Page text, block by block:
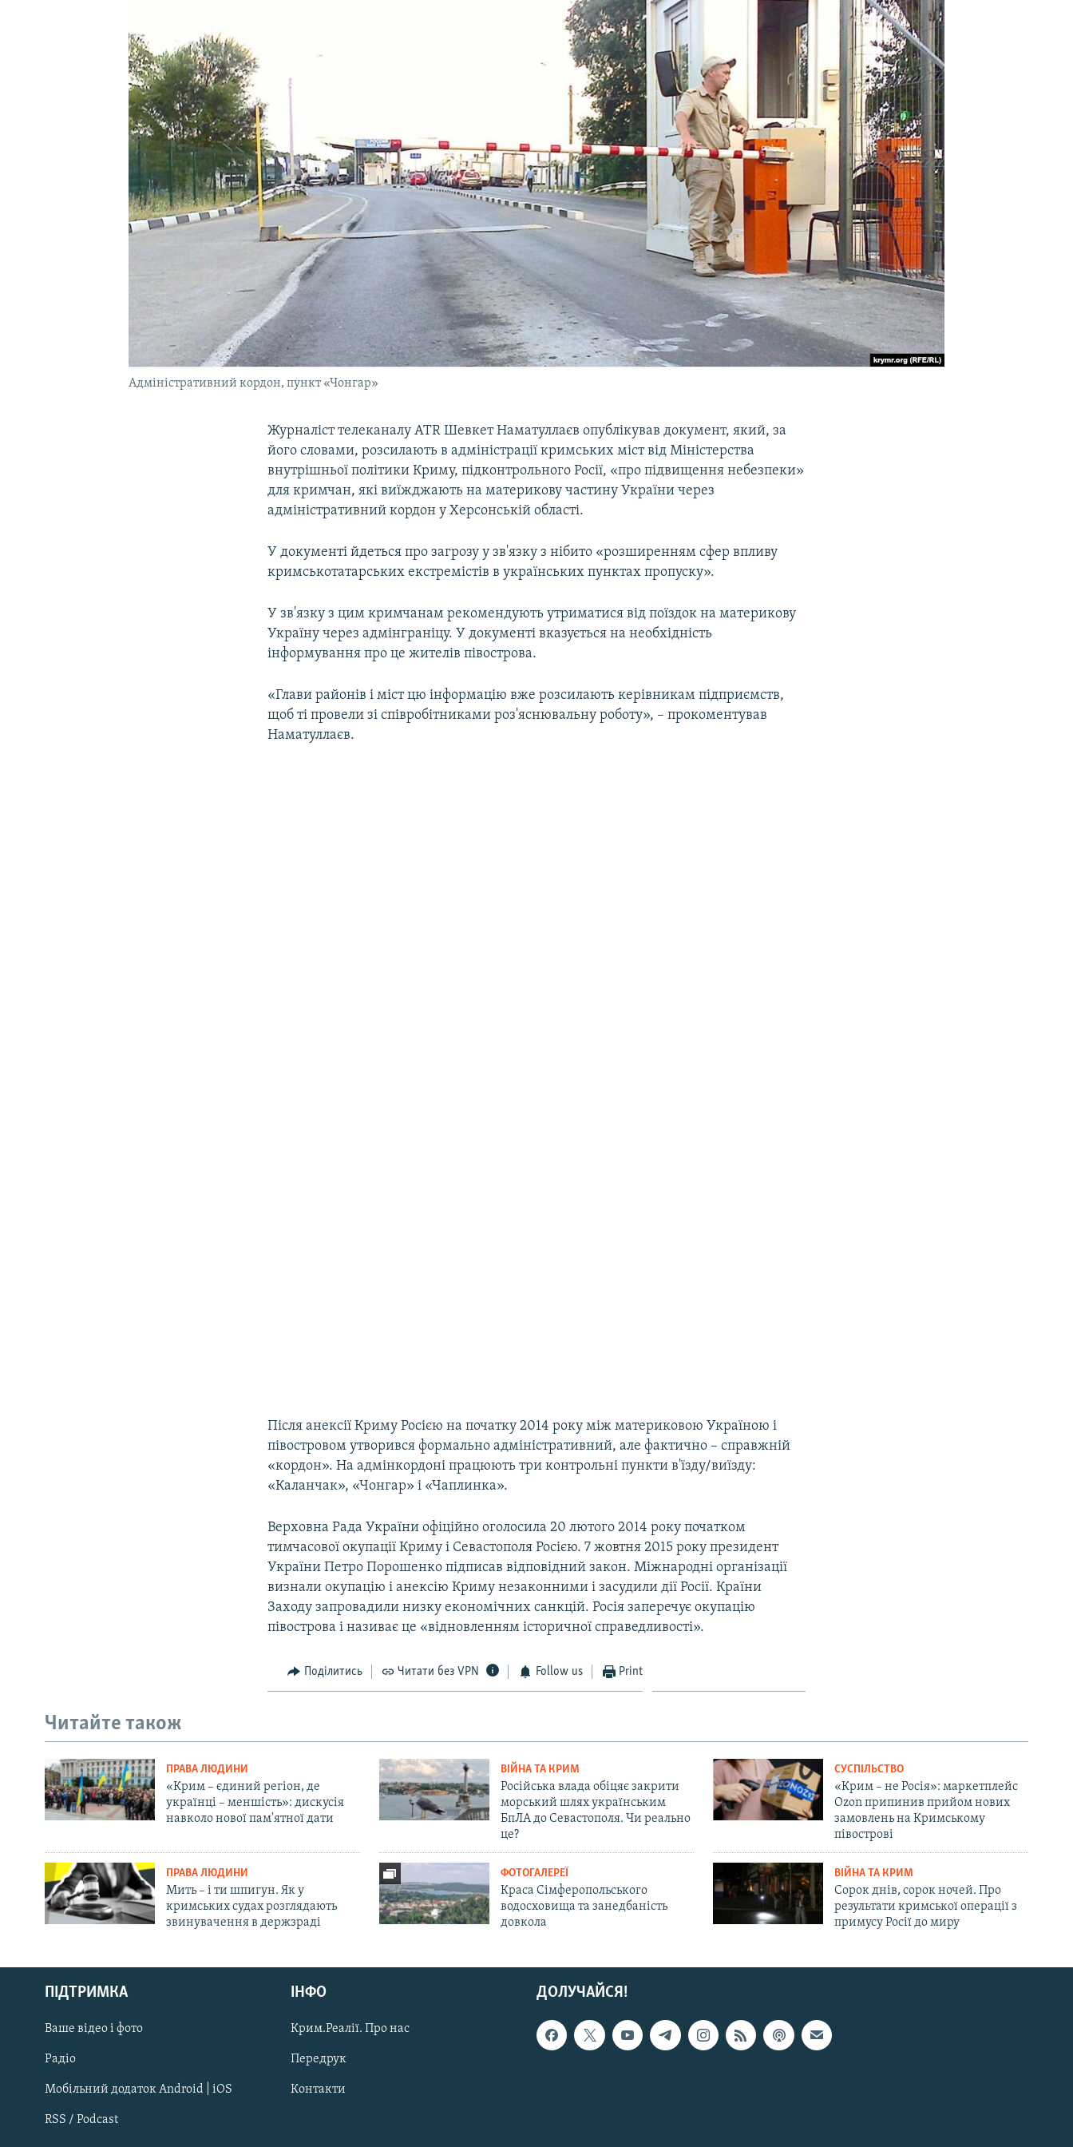
УКРАЇНСЬКА ПРОБЛЕМА КРИМУ
Русский
Qırımtatar
ДОЛУЧАЙСЯ!
Адміністративний кордон, пункт «Чонгар»
Журналіст телеканалу ATR Шевкет Наматуллаєв опублікував документ, який, за
його словами, розсилають в адміністрації кримських міст від Міністерства
внутрішньої політики Криму, підконтрольного Росії, «про підвищення небезпеки»
для кримчан, які виїжджають на материкову частину України через
адміністративний кордон у Херсонській області.
У документі йдеться про загрозу у зв'язку з нібито «розширенням сфер впливу
кримськотатарських екстремістів в українських пунктах пропуску».
У зв'язку з цим кримчанам рекомендують утриматися від поїздок на материкову
Україну через адмінграніцу. У документі вказується на необхідність
інформування про це жителів півострова.
«Глави районів і міст цю інформацію вже розсилають керівникам підприємств,
щоб ті провели зі співробітниками роз'яснювальну роботу», – прокоментував
Наматуллаєв.
Після анексії Криму Росією на початку 2014 року між материковою Україною і
півостровом утворився формально адміністративний, але фактично – справжній
«кордон». На адмінкордоні працюють три контрольні пункти в'їзду/виїзду:
«Каланчак», «Чонгар» і «Чаплинка».
Верховна Рада України офіційно оголосила 20 лютого 2014 року початком
тимчасової окупації Криму і Севастополя Росією. 7 жовтня 2015 року президент
України Петро Порошенко підписав відповідний закон. Міжнародні організації
визнали окупацію і анексію Криму незаконними і засудили дії Росії. Країни
Заходу запровадили низку економічних санкцій. Росія заперечує окупацію
півострова і називає це «відновленням історичної справедливості».
Поділитись Читати без VPN Follow us Print
Читайте також
ПРАВА ЛЮДИНИ
«Крим – єдиний регіон, де
українці – меншість»: дискусія
навколо нової пам'ятної дати
ВІЙНА ТА КРИМ
Російська влада обіцяє закрити
морський шлях українським
БпЛА до Севастополя. Чи реально
це?
СУСПІЛЬСТВО
«Крим – не Росія»: маркетплейс
Ozon припинив прийом нових
замовлень на Кримському
півострові
ПРАВА ЛЮДИНИ
Мить – і ти шпигун. Як у
кримських судах розглядають
звинувачення в держзраді
ФОТОГАЛЕРЕЇ
Краса Сімферопольського
водосховища та занедбаність
довкола
ВІЙНА ТА КРИМ
Сорок днів, сорок ночей. Про
результати кримської операції з
примусу Росії до миру
ДОЛУЧАЙСЯ!
ПІДТРИМКА
Ваше відео і фото
Радіо
Мобільний додаток Android | iOS
RSS / Podcast
ІНФО
Крим.Реалії. Про нас
Передрук
Контакти